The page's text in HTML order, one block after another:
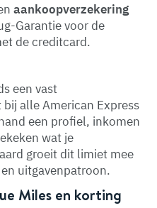
aankoopverzekering
Garantie voor de
de creditcard.
een vast
bij alle American Express
een profiel, inkomen
wat je
groeit dit limiet mee
uitgavenpatroon.
Miles en korting